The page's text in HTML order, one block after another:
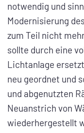
notwendig und
Modernisierung
zum Teil nicht
sollte durch eine
Lichtanlage
neu geordnet und
und abgenutzten
Neuanstrich von
wiederhergestellt